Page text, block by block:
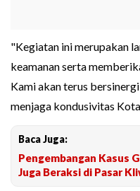
"Kegiatan ini merupakan
keamanan serta
Kami akan terus
menjaga kondusivitas
Baca Juga:
Pengembangan Kasus
Juga Beraksi di Pasar